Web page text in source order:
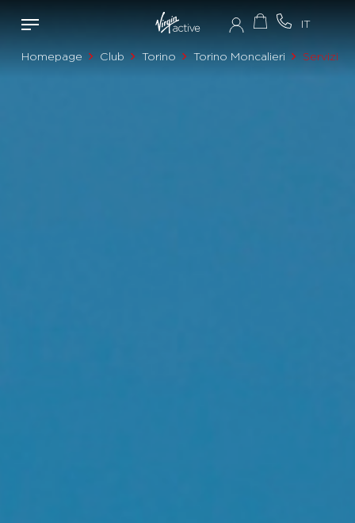
Homepage Club Torino Torino Moncalieri Servizi